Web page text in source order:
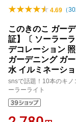
4.69 （
このきのこ ガー
証】〔 ソーラー
デコレーション
ガーデニング ガ
水 イルミネーショ
snsで話題！10本のキノ
ーラーライト